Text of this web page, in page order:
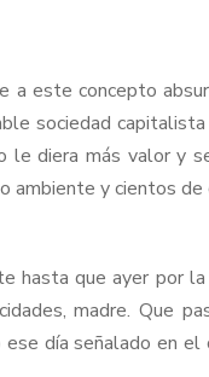
concepto
sociedad
le diera más valor y
ambiente y cientos
que ayer por la
madre. Que
día señalado en